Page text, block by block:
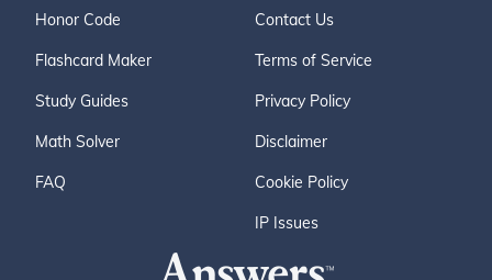
Honor Code
Flashcard Maker
Study Guides
Math Solver
FAQ
Contact Us
Terms of Service
Privacy Policy
Disclaimer
Cookie Policy
IP Issues